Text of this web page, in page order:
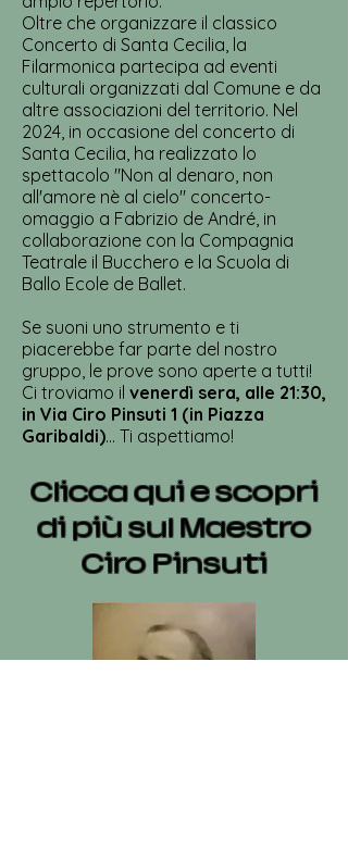
Oltre che organizzare il classico
Concerto di Santa Cecilia, la
Filarmonica partecipa ad eventi
culturali organizzati dal Comune e da
altre associazioni del territorio. Nel
2024, in occasione del concerto di
Santa Cecilia, ha realizzato lo
spettacolo "Non al denaro, non
all'amore nè al cielo" concerto-
omaggio a Fabrizio de André, in
collaborazione con la Compagnia
Teatrale il Bucchero e la Scuola di
Ballo Ecole de Ballet.
Se suoni uno strumento e ti
piacerebbe far parte del nostro
gruppo, le prove sono aperte a tutti!
Ci troviamo il venerdì sera, alle 21:30,
in Via Ciro Pinsuti 1 (in Piazza
Garibaldi)... Ti aspettiamo!
Clicca qui e scopri
di più sul Maestro
Ciro Pinsuti